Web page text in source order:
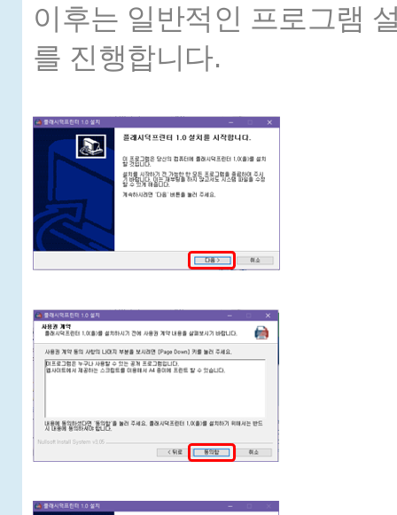
이후는 일반적인 프로그램
를 진행합니다.